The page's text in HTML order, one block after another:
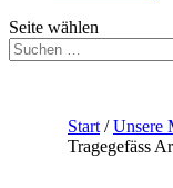
Seite wählen
Start /Unsere
Tragegefäss